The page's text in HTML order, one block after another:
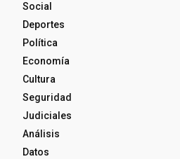
Social
Deportes
Política
Economía
Cultura
Seguridad
Judiciales
Análisis
Datos